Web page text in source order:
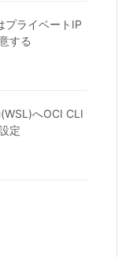
プライベートIP
する
へOCI CLI
定